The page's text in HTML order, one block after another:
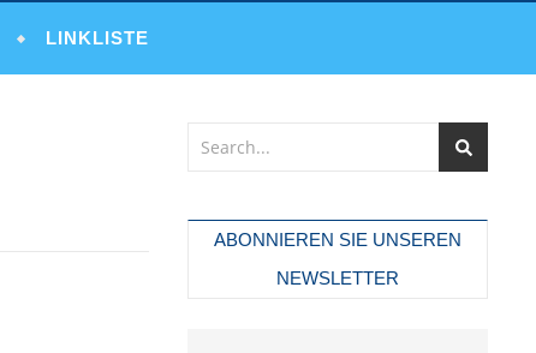
LINKLISTE
ABONNIEREN SIE UNSEREN
NEWSLETTER